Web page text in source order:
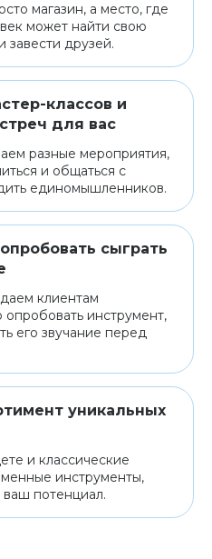
магазин, а место, где
может найти свою
завести друзей.
классов и
для вас
разные мероприятия,
и общаться с
единомышленников.
сыграть
клиентам
опробовать инструмент,
его звучание перед
уникальных
и классические
инструменты,
потенциал.